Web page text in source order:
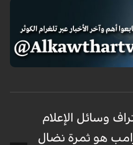
وسائل الإعلام
هو ثمرة نضال